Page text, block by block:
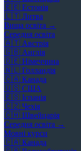
🇪🇪 Естонія
🇱🇹 Литва
Вища освіта →
Середня освіта
🇦🇹 Австрія
🇬🇧 Англія
🇩🇪 Німеччина
🇳🇱 Голландія
🇨🇦 Канада
🇺🇸 США
🇪🇸 Іспанія
🇨🇿 Чехія
🇨🇭 Швейцарія
Середня освіта →
Мовні курси
🇨🇦 Канада